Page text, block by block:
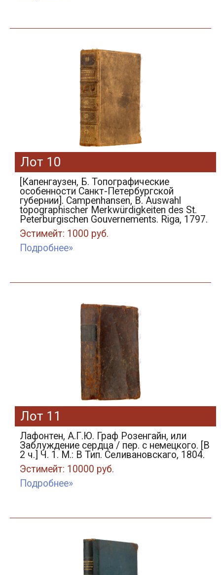
Лот 10
[Капенгаузен, Б. Топографические
особенности Санкт-Петербургской
губернии]. Campenhansen, B. Auswahl
topographischer Merkwürdigkeiten des St.
Peterburgischen Gouvernements. Riga, 1797.
Эстимейт: 1000 руб.
Подробнее»
Лот 11
Лафонтен, А.Г.Ю. Граф Розенгайн, или
Заблуждение сердца / пер. с немецкого. [В
2 ч.] Ч. 1. М.: В Тип. Селивановскаго, 1804.
Эстимейт: 10000 руб.
Подробнее»